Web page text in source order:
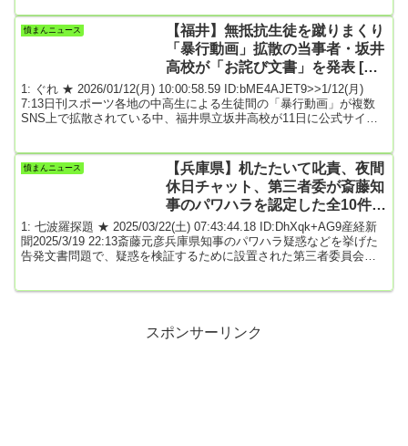
届かなかった。陣営を支えた同僚議員らからは、ねぎらいや今後へ
の期待が相次いだ。「一番は麻生さんの指示だったと思うね」。敗
因をこう分析したのは田中和徳元復興相（...
憤まんニュース
【福井】無抵抗生徒を蹴りまくり
「暴行動画」拡散の当事者・坂井
高校が「お詫び文書」を発表 [ぐ
れ★]
1: ぐれ ★ 2026/01/12(月) 10:00:58.59 ID:bME4AJET9>>1/12(月)
7:13日刊スポーツ各地の中高生による生徒間の「暴行動画」が複数
SNS上で拡散されている中、福井県立坂井高校が11日に公式サイト
1人の生徒を殴り続け、顔をうつむけ無抵抗の相手に対し、膝蹴りを
執拗に連発し、蹴りを見舞うなどの残酷な暴力が続いている様子が
憤まんニュース
【兵庫県】机たたいて叱責、夜間
休日チャット、第三者委が斎藤知
事のパワハラを認定した全10件一
覧
1: 七波羅探題 ★ 2025/03/22(土) 07:43:44.18 ID:DhXqk+AG9産経新
聞2025/3/19 22:13斎藤元彦兵庫県知事のパワハラ疑惑などを挙げた
告発文書問題で、疑惑を検証するために設置された第三者委員会が
スポンサーリンク